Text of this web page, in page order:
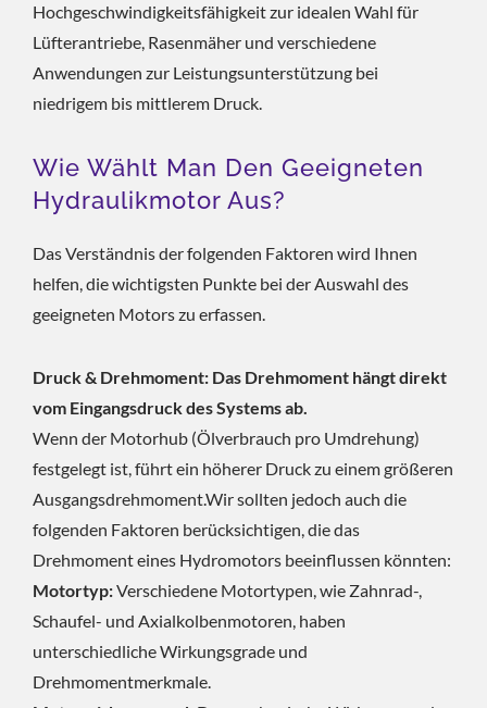
Hochgeschwindigkeitsfähigkeit zur idealen Wahl für
Lüfterantriebe, Rasenmäher und verschiedene
Anwendungen zur Leistungsunterstützung bei
niedrigem bis mittlerem Druck.
Wie Wählt Man Den Geeigneten
Hydraulikmotor Aus?
Das Verständnis der folgenden Faktoren wird Ihnen
helfen, die wichtigsten Punkte bei der Auswahl des
geeigneten Motors zu erfassen.
Druck & Drehmoment: Das Drehmoment hängt direkt
vom Eingangsdruck des Systems ab.
Wenn der Motorhub (Ölverbrauch pro Umdrehung)
festgelegt ist, führt ein höherer Druck zu einem größeren
Ausgangsdrehmoment.Wir sollten jedoch auch die
folgenden Faktoren berücksichtigen, die das
Drehmoment eines Hydromotors beeinflussen könnten:
Motortyp:Verschiedene Motortypen, wie Zahnrad-,
Schaufel- und Axialkolbenmotoren, haben
unterschiedliche Wirkungsgrade und
Drehmomentmerkmale.